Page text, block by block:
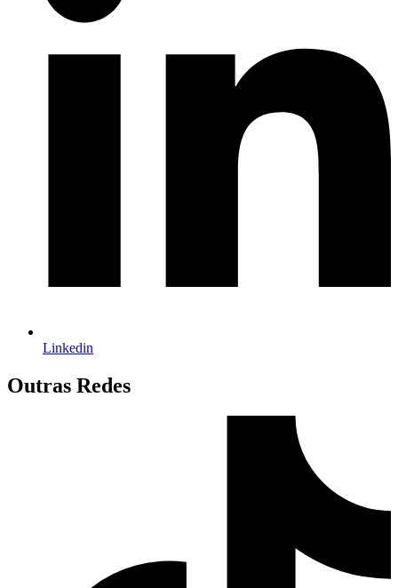
Linkedin
Outras Redes